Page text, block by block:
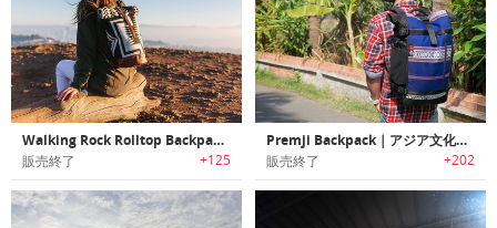
Walking Rock Rolltop Backpack｜ペンデルトンウールとトップグレインレザーを使用したロールトップバックパック
販売終了 +125
Premji Backpack｜アジア文化を伝承する生地を使ったエスニックバックパック「プレムジ」
販売終了 +202